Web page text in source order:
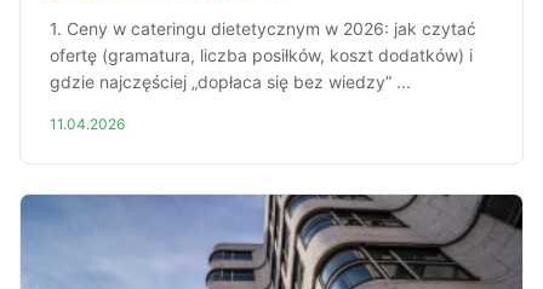
1. Ceny w cateringu dietetycznym w 2026: jak czytać
ofertę (gramatura, liczba posiłków, koszt dodatków) i
gdzie najczęściej „dopłaca się bez wiedzy” ...
11.04.2026